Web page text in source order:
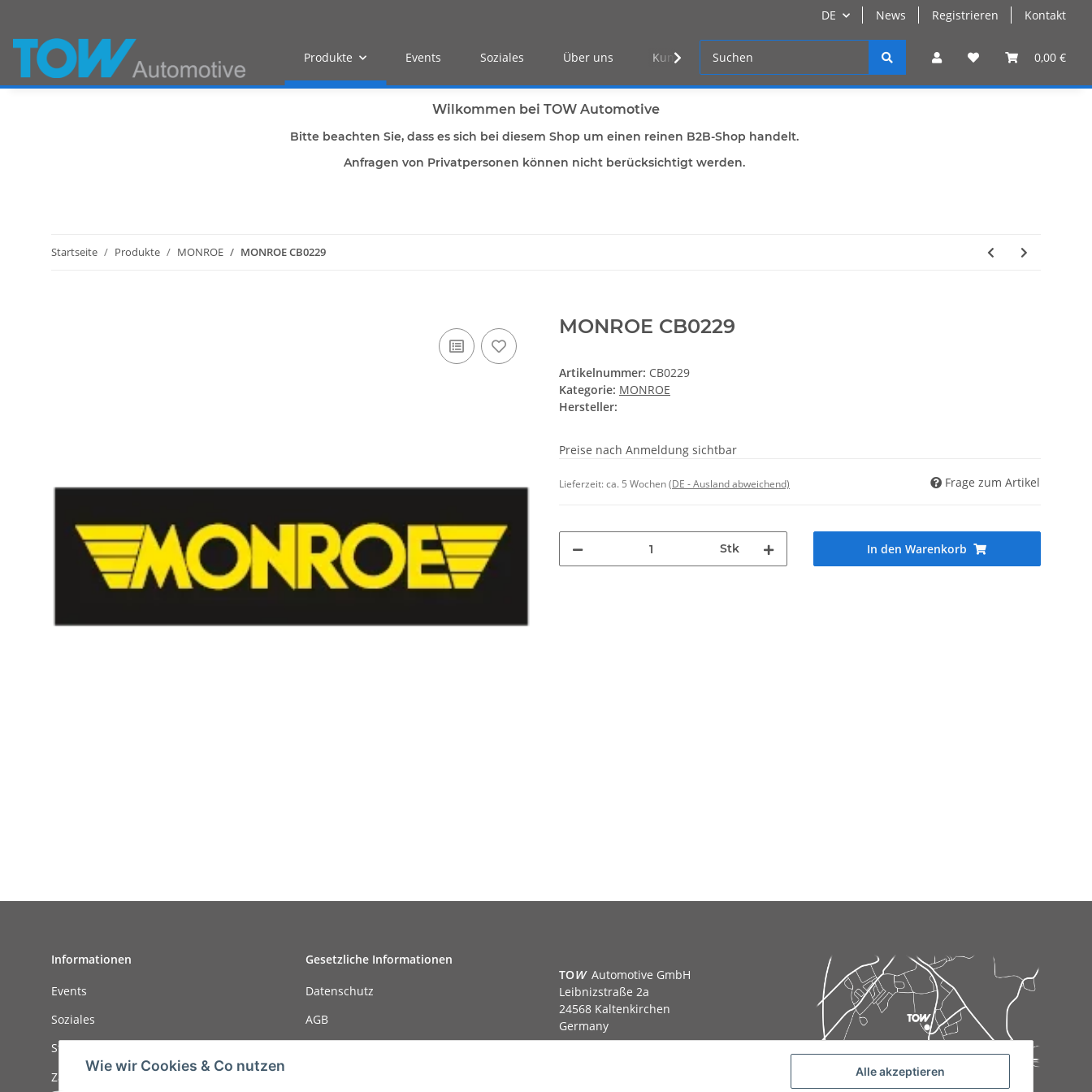
DE News Registrieren Kontakt
0,00 €
Produkte Events Soziales Über uns Kunden Log-in
Wilkommen bei TOW Automotive
Bitte beachten Sie, dass es sich bei diesem Shop um einen reinen B2B-Shop handelt.
Anfragen von Privatpersonen können nicht berücksichtigt werden.
Startseite Produkte MONROE MONROE CB0229
MONROE CB0229
Artikelnummer: CB0229
Kategorie: MONROE
Hersteller:
Preise nach Anmeldung sichtbar
Lieferzeit:ca. 5 Wochen(DE - Ausland abweichend) Frage zum Artikel
Stk In den Warenkorb
Informationen
Events
Soziales
Stellenanzeigen
Zahlungsmöglichkeiten
Gesetzliche Informationen
Datenschutz
AGB
TOW Automotive GmbH
Leibnizstraße 2a
24568 Kaltenkirchen
Germany
Wie wir Cookies & Co nutzen Alle akzeptieren